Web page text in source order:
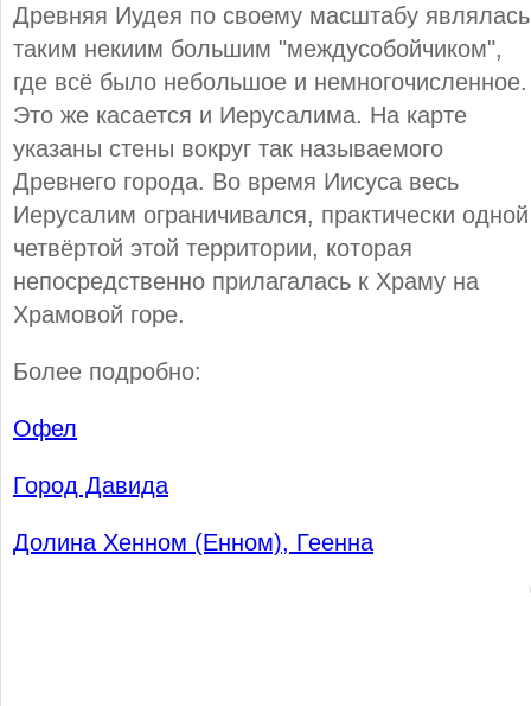
Древняя Иудея по своему масштабу являлась
таким некиим большим "междусобойчиком",
где всё было небольшое и немногочисленное.
Это же касается и Иерусалима. На карте
указаны стены вокруг так называемого
Древнего города. Во время Иисуса весь
Иерусалим ограничивался, практически одной
четвёртой этой территории, которая
непосредственно прилагалась к Храму на
Храмовой горе.
Более подробно:
Офел
Город Давида
Долина Хенном (Енном), Геенна